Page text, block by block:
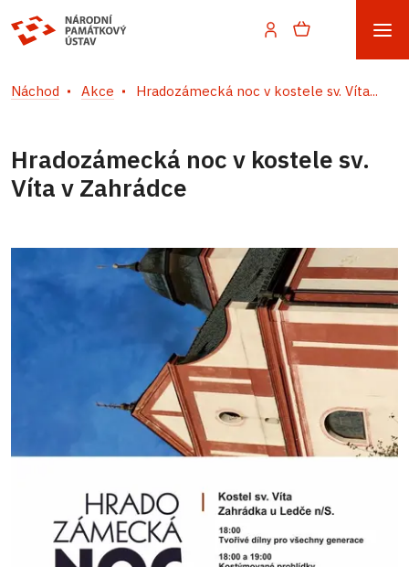
Náchod Akce Hradozámecká noc v kostele sv. Víta...
Hradozámecká noc v kostele sv.
Víta v Zahrádce